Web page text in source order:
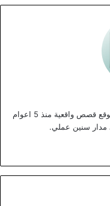
أعمل ككتابة محتوي مختص في القصص في موقع قصص واقعية منذ 5 اعوام